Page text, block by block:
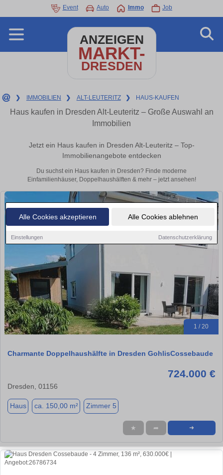
Alle Cookies akzeptieren Alle Cookies ablehnen
Einstellungen Datenschutzerklärung
Event Auto Immo Job
ANZEIGEN
MARKT-
DRESDEN
❯ IMMOBILIEN ❯ ALT-LEUTERITZ ❯ HAUS-KAUFEN
Haus kaufen in Dresden Alt-Leuteritz – Große Auswahl an
Immobilien
Jetzt ein Haus kaufen in Dresden Alt-Leuteritz – Top-
Immobilienangebote entdecken
Du suchst ein Haus kaufen in Dresden? Finde moderne
Einfamilienhäuser, Doppelhaushälften & mehr – jetzt ansehen!
1 / 20
Charmante Doppelhaushälfte in Dresden GohlisCossebaude
724.000 €
Dresden, 01156
Haus ca. 150,00 m² Zimmer 5
★ ➦ ➜